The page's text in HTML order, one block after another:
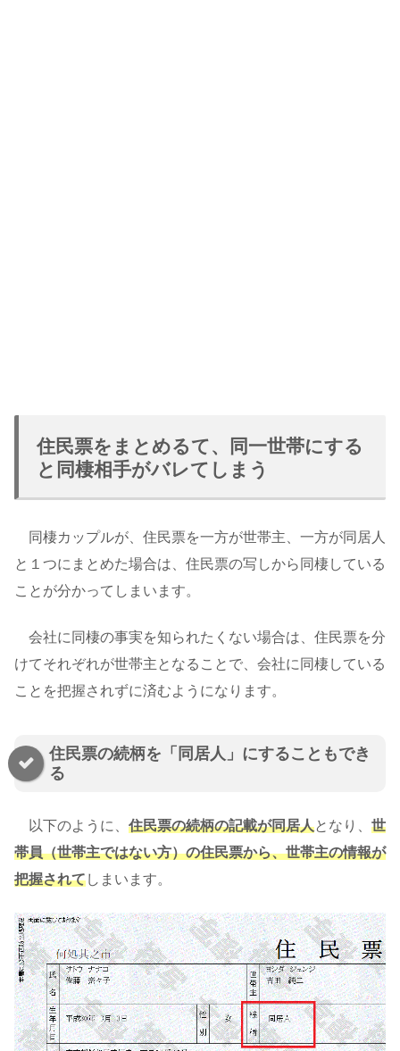
住民票をまとめるて、同一世帯にする
と同棲相手がバレてしまう
同棲カップルが、住民票を一方が世帯主、一方が同居人
と１つにまとめた場合は、住民票の写しから同棲している
ことが分かってしまいます。
会社に同棲の事実を知られたくない場合は、住民票を分
けてそれぞれが世帯主となることで、会社に同棲している
ことを把握されずに済むようになります。
住民票の続柄を「同居人」にすることもでき
る
以下のように、 住民票の続柄の記載が同居人となり、 世
帯員（世帯主ではない方）の住民票から、世帯主の情報が
把握されてしまいます。